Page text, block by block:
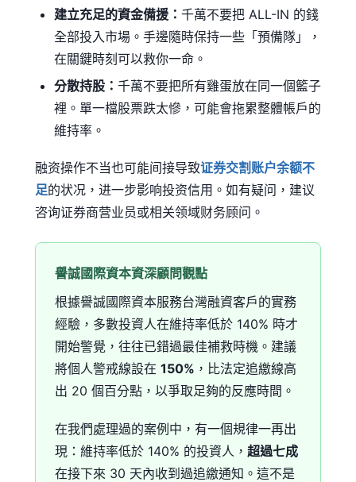
建立充足的資金備援： 千萬不要把 ALL-IN 的錢
全部投入市場。手邊隨時保持一些「預備隊」，
在關鍵時刻可以救你一命。
分散持股： 千萬不要把所有雞蛋放在同一個籃子
裡。單一檔股票跌太慘，可能會拖累整體帳戶的
維持率。
融资操作不当也可能间接导致证券交割账户余额不
足的状况，进一步影响投资信用。如有疑问，建议
咨询证券商营业员或相关领域财务顾问。
譽誠國際資本資深顧問觀點
根據譽誠國際資本服務台灣融資客戶的實務
經驗，多數投資人在維持率低於 140% 時才
開始警覺，往往已錯過最佳補救時機。建議
將個人警戒線設在 150% ，比法定追繳線高
出 20 個百分點，以爭取足夠的反應時間。
在我們處理過的案例中，有一個規律一再出
現：維持率低於 140% 的投資人， 超過七成
在接下來 30 天內收到過追繳通知。這不是